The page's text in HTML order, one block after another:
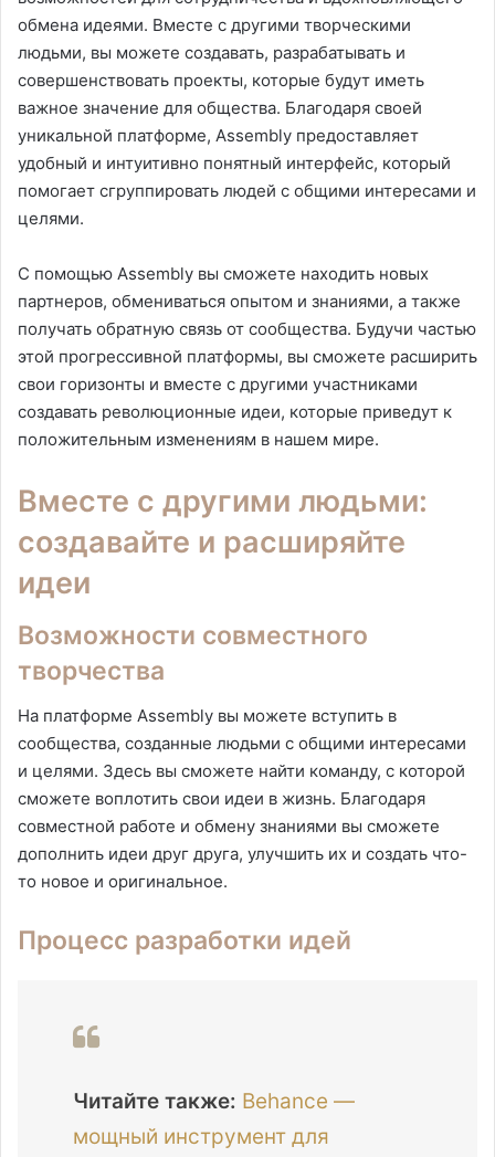
обмена идеями. Вместе с другими творческими
людьми, вы можете создавать, разрабатывать и
совершенствовать проекты, которые будут иметь
важное значение для общества. Благодаря своей
уникальной платформе, Assembly предоставляет
удобный и интуитивно понятный интерфейс, который
помогает сгруппировать людей с общими интересами и
целями.
С помощью Assembly вы сможете находить новых
партнеров, обмениваться опытом и знаниями, а также
получать обратную связь от сообщества. Будучи частью
этой прогрессивной платформы, вы сможете расширить
свои горизонты и вместе с другими участниками
создавать революционные идеи, которые приведут к
положительным изменениям в нашем мире.
Вместе с другими людьми:
создавайте и расширяйте
идеи
Возможности совместного
творчества
На платформе Assembly вы можете вступить в
сообщества, созданные людьми с общими интересами
и целями. Здесь вы сможете найти команду, с которой
сможете воплотить свои идеи в жизнь. Благодаря
совместной работе и обмену знаниями вы сможете
дополнить идеи друг друга, улучшить их и создать что-
то новое и оригинальное.
Процесс разработки идей
Читайте также: Behance —
мощный инструмент для